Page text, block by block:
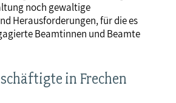
noch gewaltige
Herausforderungen, für die es
Beamtinnen und Beamte
in Frechen